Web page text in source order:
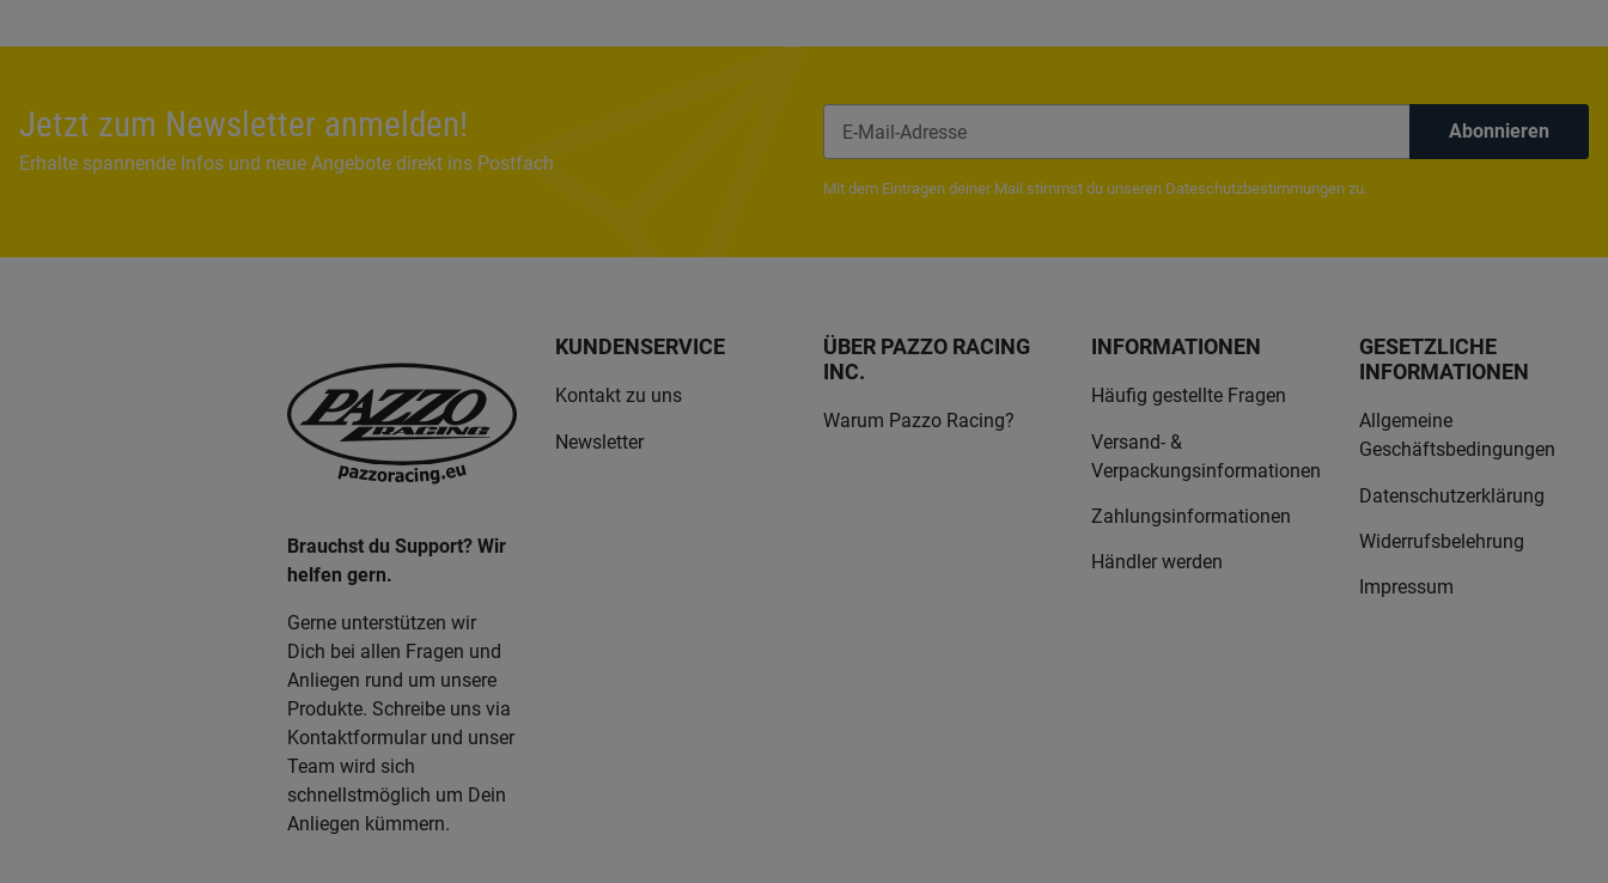
Jetzt zum Newsletter anmelden!
Erhalte spannende Infos und neue Angebote direkt ins Postfach
Abonnieren
Mit dem Eintragen deiner Mail stimmst du unseren Dateschutzbestimmungen zu.
Brauchst du Support? Wir
helfen gern.
Gerne unterstützen wir
Dich bei allen Fragen und
Anliegen rund um unsere
Produkte. Schreibe uns via
Kontaktformular und unser
Team wird sich
schnellstmöglich um Dein
Anliegen kümmern.
KUNDENSERVICE
Kontakt zu uns
Newsletter
ÜBER PAZZO RACING
INC.
Warum Pazzo Racing?
INFORMATIONEN
Häufig gestellte Fragen
Versand- &
Verpackungsinformationen
Zahlungsinformationen
Händler werden
GESETZLICHE
INFORMATIONEN
Allgemeine
Geschäftsbedingungen
Datenschutzerklärung
Widerrufsbelehrung
Impressum